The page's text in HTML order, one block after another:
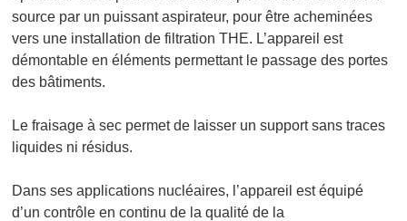
source par un puissant aspirateur, pour être acheminées
vers une installation de filtration THE. L’appareil est
démontable en éléments permettant le passage des portes
des bâtiments.
Le fraisage à sec permet de laisser un support sans traces
liquides ni résidus.
Dans ses applications nucléaires, l’appareil est équipé
d’un contrôle en continu de la qualité de la